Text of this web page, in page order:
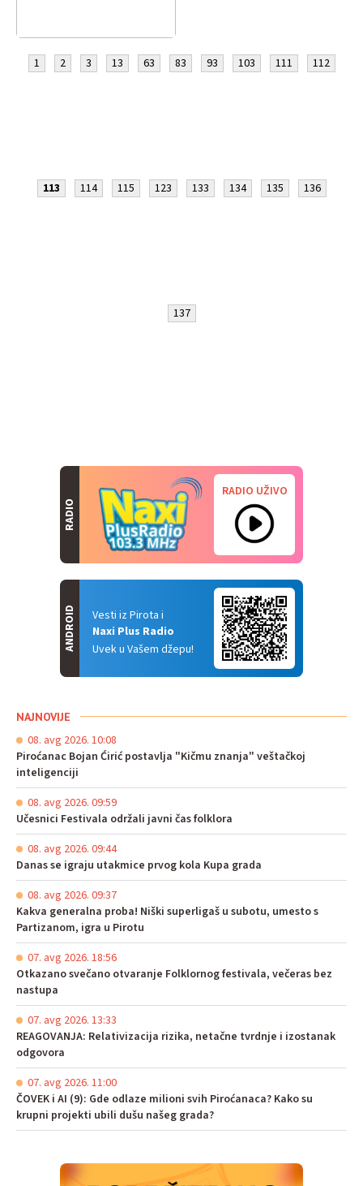
1 2 3 13 63 83 93 103 111 112
113 114 115 123 133 134 135 136
137
RADIO
RADIO UŽIVO
Vesti iz Pirota i
Naxi Plus Radio
Uvek u Vašem džepu!
ANDROID
NAJNOVIJE
08. avg 2026. 10:08
Piroćanac Bojan Ćirić postavlja "Kičmu znanja" veštačkoj
inteligenciji
08. avg 2026. 09:59
Učesnici Festivala održali javni čas folklora
08. avg 2026. 09:44
Danas se igraju utakmice prvog kola Kupa grada
08. avg 2026. 09:37
Kakva generalna proba! Niški superligaš u subotu, umesto s
Partizanom, igra u Pirotu
07. avg 2026. 18:56
Otkazano svečano otvaranje Folklornog festivala, večeras bez
nastupa
07. avg 2026. 13:33
REAGOVANJA: Relativizacija rizika, netačne tvrdnje i izostanak
odgovora
07. avg 2026. 11:00
ČOVEK i AI (9): Gde odlaze milioni svih Piroćanaca? Kako su
krupni projekti ubili dušu našeg grada?